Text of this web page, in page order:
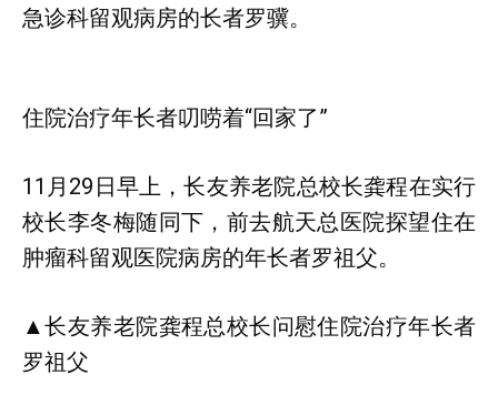
急诊科留观病房的长者罗骥。
住院治疗年长者叨唠着“回家了”
11月29日早上，长友养老院总校长龚程在实行
校长李冬梅随同下，前去航天总医院探望住在
肿瘤科留观医院病房的年长者罗祖父。
▲长友养老院龚程总校长问慰住院治疗年长者
罗祖父